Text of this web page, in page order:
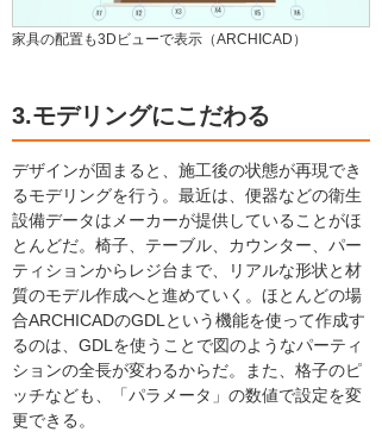
家具の配置も3Dビューで表示（ARCHICAD）
3.モデリングにこだわる
デザインが固まると、施工後の状態が再現でき
るモデリングを行う。最近は、便器などの衛生
設備データはメーカーが提供していることがほ
とんどだ。椅子、テーブル、カウンター、パー
ティションからレジ台まで、リアルな形状と材
質のモデル作成へと進めていく。ほとんどの場
合ARCHICADのGDLという機能を使って作成す
るのは、GDLを使うことで図のようなパーティ
ションの全長が変わるからだ。また、格子のピ
ッチなども、「パラメータ」の数値で設定を変
更できる。